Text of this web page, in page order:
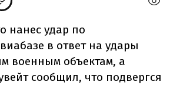
нанес удар по
в ответ на удары
военным объектам, а
сообщил, что подвергся